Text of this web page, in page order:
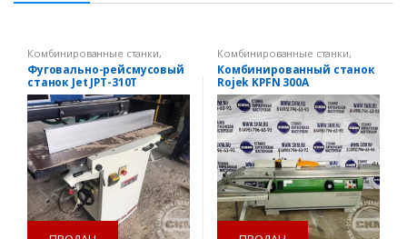
Комбинированные станки,
Рейсмусовые станки
Фуговальные станки
Фуговально-рейсмусовый
станок Jet JPT-310T
Комбинированные станки,
Форматно-раскроечные станки
Фрезерные станки
Комбинированный станок
Rojek KPFN 300A